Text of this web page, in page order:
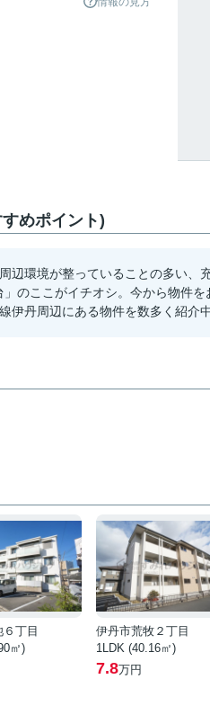
めポイント)
辺環境が整っていることの多い、
のここがイチオシ。今から物件
伊丹周辺にある物件を数多く紹介
丁目
㎡)
伊丹市荒牧２丁目
1LDK (40.16㎡)
7.8万円